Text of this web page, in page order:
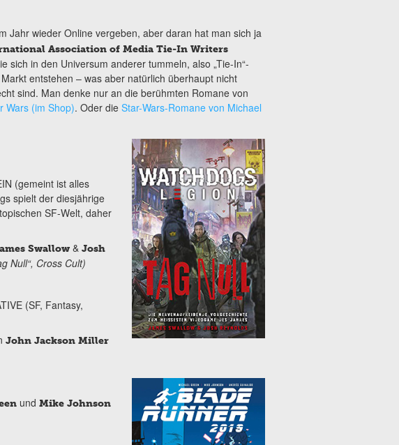
Jahr wieder Online vergeben, aber daran hat man sich ja
Association of Media Tie-In Writers
sich in den Universum anderer tummeln, also „Tie-In“-
entstehen – was aber natürlich überhaupt nicht
sind. Man denke nur an die berühmten Romane von
Wars (im Shop). Oder die Star-Wars-Romane von Michael
(gemeint ist alles
spielt der diesjährige
SF-Welt, daher
Swallow &Josh
Null“, Cross Cult)
(SF, Fantasy,
John Jackson Miller
und Mike Johnson